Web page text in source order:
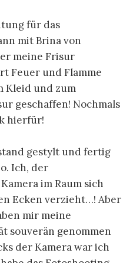
für das
mit Brina von
meine Frisur
Feuer und Flamme
Kleid und zum
geschaffen! Nochmals
hierfür!
gestylt und fertig
Ich, der
im Raum sich
Ecken verzieht…! Aber
mir meine
souverän genommen
der Kamera war ich